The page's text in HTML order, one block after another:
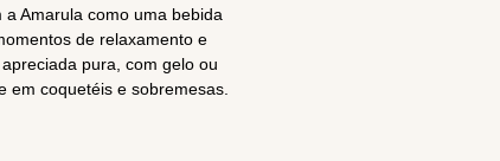
Amarula como uma bebida
de relaxamento e
pura, com gelo ou
em coquetéis e sobremesas.